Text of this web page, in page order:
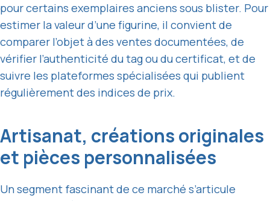
pour certains exemplaires anciens sous blister. Pour
estimer la valeur d’une figurine, il convient de
comparer l’objet à des ventes documentées, de
vérifier l’authenticité du tag ou du certificat, et de
suivre les plateformes spécialisées qui publient
régulièrement des indices de prix.
Artisanat, créations originales
et pièces personnalisées
Un segment fascinant de ce marché s’articule